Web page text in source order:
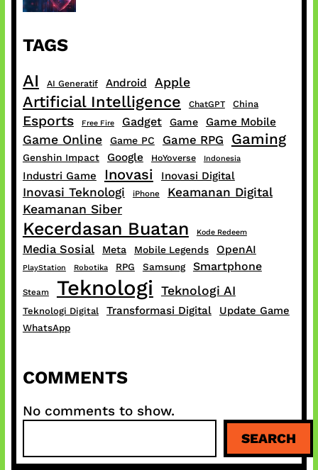
TAGS
AI AI Generatif Android Apple
Artificial Intelligence ChatGPT China
Esports Free Fire Gadget Game Game Mobile
Game Online Game PC Game RPG Gaming
Genshin Impact Google HoYoverse Indonesia
Industri Game Inovasi Inovasi Digital
Inovasi Teknologi iPhone
Keamanan Digital
Keamanan Siber
Kecerdasan Buatan Kode Redeem
Media Sosial Meta Mobile Legends OpenAI
PlayStation Robotika RPG Samsung Smartphone
Steam Teknologi Teknologi AI
Teknologi Digital Transformasi Digital Update Game
WhatsApp
COMMENTS
No comments to show.
S
a
SEARCH